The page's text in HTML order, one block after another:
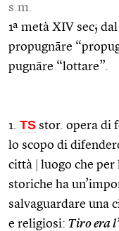
s.m.
1ª metà XIV sec;
propugnāre
pugnāre “lottare”.
1. TS stor. opera di
lo scopo di
città
luogo che per
storiche ha
salvaguardare una
e religiosi: Tiro era